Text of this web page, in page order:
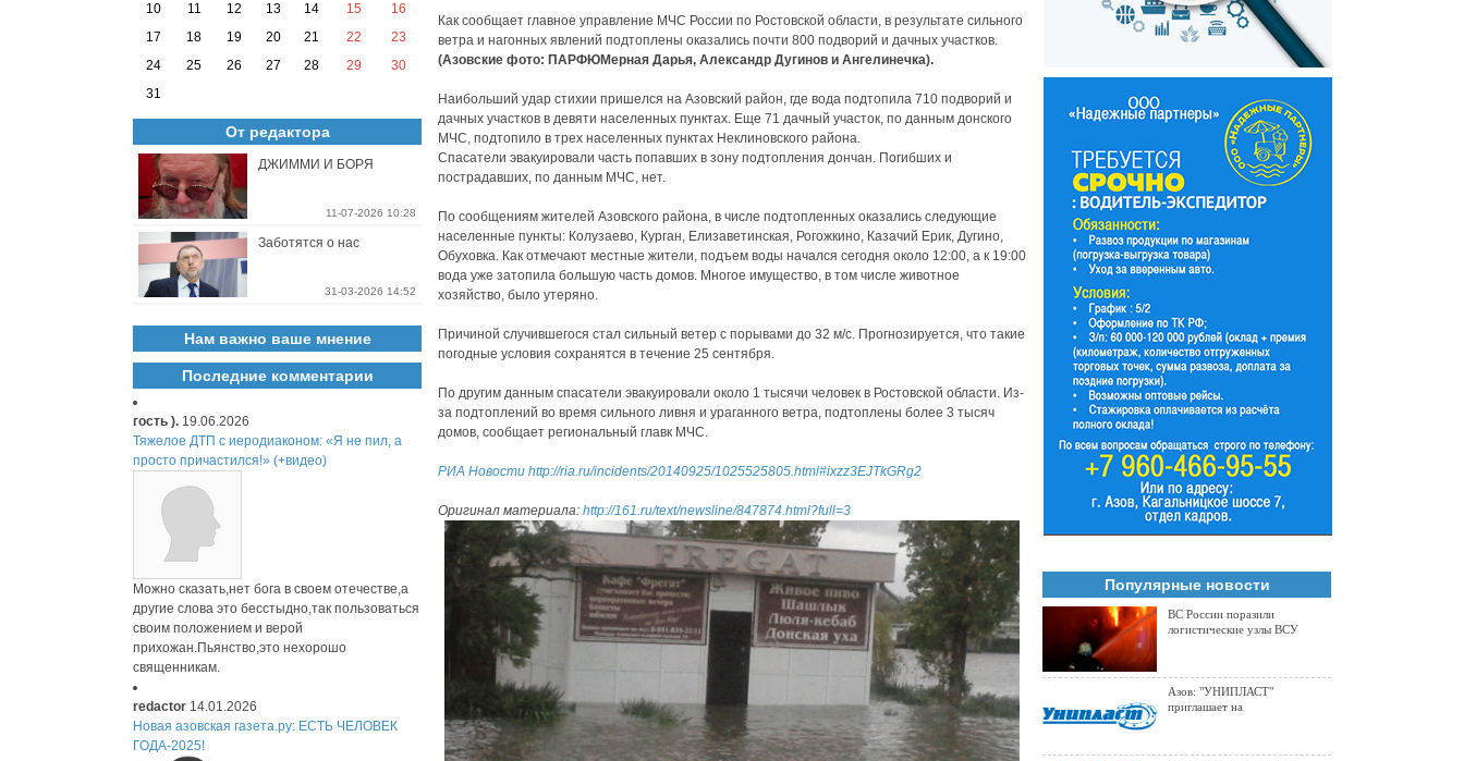
Как сообщает главное управление МЧС России по Ростовской области, в результате сильного
ветра и нагонных явлений подтоплены оказались почти 800 подворий и дачных участков.
(Азовские фото: ПАРФЮМерная Дарья, Александр Дугинов и Ангелинечка).
Наибольший удар стихии пришелся на Азовский район, где вода подтопила 710 подворий и
дачных участков в девяти населенных пунктах. Еще 71 дачный участок, по данным донского
МЧС, подтопило в трех населенных пунктах Неклиновского района.
Спасатели эвакуировали часть попавших в зону подтопления дончан. Погибших и
пострадавших, по данным МЧС, нет.
По сообщениям жителей Азовского района, в числе подтопленных оказались следующие
населенные пункты: Колузаево, Курган, Елизаветинская, Рогожкино, Казачий Ерик, Дугино,
Обуховка. Как отмечают местные жители, подъем воды начался сегодня около 12:00, а к 19:00
вода уже затопила большую часть домов. Многое имущество, в том числе животное
хозяйство, было утеряно.
Причиной случившегося стал сильный ветер с порывами до 32 м/c. Прогнозируется, что такие
погодные условия сохранятся в течение 25 сентября.
По другим данным спасатели эвакуировали около 1 тысячи человек в Ростовской области. Из-
за подтоплений во время сильного ливня и ураганного ветра, подтоплены более 3 тысяч
домов, сообщает региональный главк МЧС.
РИА Новости http://ria.ru/incidents/20140925/1025525805.html#ixzz3EJTkGRg2
Оригинал материала: http://161.ru/text/newsline/847874.html?full=3
10
11 12 13 14 15
16
17
18 19 20 21 22
23
24
25 26 27 28 29
30
31
От редактора
ДЖИММИ И БОРЯ
11-07-2026 10:28
Заботятся о нас
31-03-2026 14:52
Нам важно ваше мнение
Последние комментарии
гость ). 19.06.2026
Тяжелое ДТП с иеродиаконом: «Я не пил, а
просто причастился!» (+видео)
Можно сказать,нет бога в своем отечестве,а
другие слова это бесстыдно,так пользоваться
своим положением и верой
прихожан.Пьянство,это нехорошо
священникам.
redactor 14.01.2026
Новая азовская газета.ру: ЕСТЬ ЧЕЛОВЕК
ГОДА-2025!
Популярные новости
ВС России поразили
логистические узлы ВСУ
Азов: "УНИПЛАСТ"
приглашает на